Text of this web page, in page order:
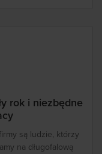
rok i niezbędne
są ludzie, którzy
na długofalową